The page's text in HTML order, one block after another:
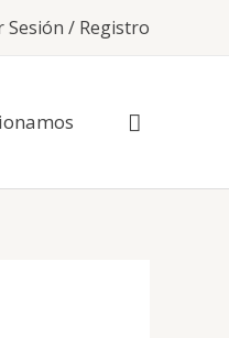
Sesión / Registro